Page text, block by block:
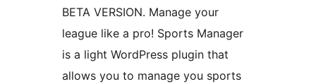
BETA VERSION. Manage your
league like a pro! Sports Manager
is a light WordPress plugin that
allows you to manage you sports